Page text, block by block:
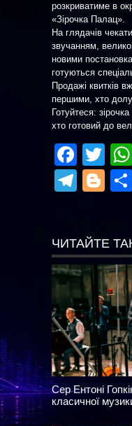
розкриватиме в
«Зірочка Палац».
На глядачів
звучанням,
новими
готуються
Продажі квитків
першими, хто
Готуйтеся:
хто готовий до
ЧИТАЙТЕ
Сер Ентоні
класичної